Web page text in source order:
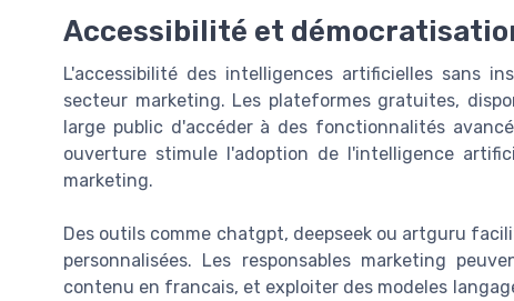
Accessibilité et
L'accessibilité des intelligences artificielles sans
secteur marketing. Les plateformes gratuites,
large public d'accéder à des fonctionnalités
ouverture stimule l'adoption de l'intelligence
marketing.
Des outils comme chatgpt, deepseek ou artguru
personnalisées. Les responsables marketing
contenu en francais, et exploiter des modeles